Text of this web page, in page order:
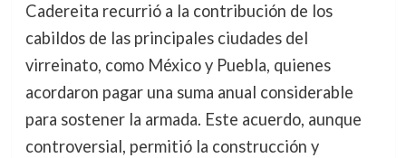
Cadereita recurrió a la contribución de los
cabildos de las principales ciudades del
virreinato, como México y Puebla, quienes
acordaron pagar una suma anual considerable
para sostener la armada. Este acuerdo, aunque
controversial, permitió la construcción y